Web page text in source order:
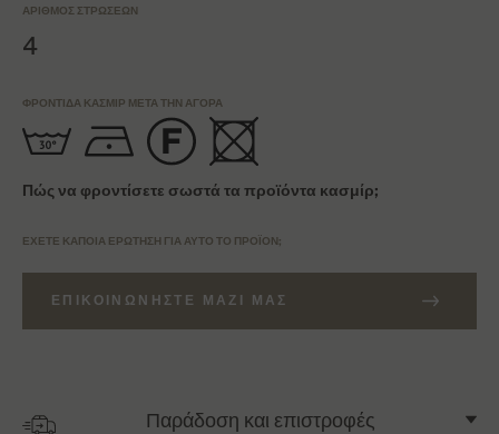
ΑΡΙΘΜΌΣ ΣΤΡΏΣΕΩΝ
4
ΦΡΟΝΤΊΔΑ ΚΑΣΜΊΡ ΜΕΤΆ ΤΗΝ ΑΓΟΡΆ
Πώς να φροντίσετε σωστά τα προϊόντα κασμίρ;
ΈΧΕΤΕ ΚΆΠΟΙΑ ΕΡΏΤΗΣΗ ΓΙΑ ΑΥΤΌ ΤΟ ΠΡΟΪΌΝ;
ΕΠΙΚΟΙΝΩΝΉΣΤΕ ΜΑΖΊ ΜΑΣ
Παράδοση και επιστροφές